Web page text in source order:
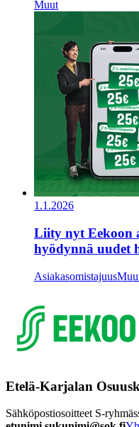
Muut
1.1.2026
Liity nyt Eekoon
hyödynnä uudet
Asiakasomistajuus
Etelä-Karjalan
Sähköpostiosoitteet S-